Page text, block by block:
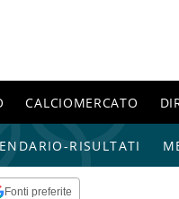
CALCIOMERCATO
RISULTATI
Fonti preferite